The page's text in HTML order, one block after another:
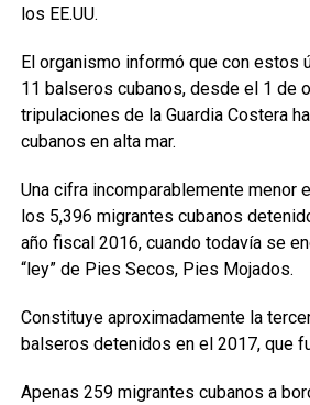
los EE.UU.
El organismo informó que con estos
11 balseros cubanos, desde el 1 de
tripulaciones de la Guardia Costera
cubanos en alta mar.
Una cifra incomparablemente menor
los 5,396 migrantes cubanos
año fiscal 2016, cuando todavía se
“ley” de Pies Secos, Pies Mojados.
Constituye aproximadamente la
balseros detenidos en el 2017, que
Apenas 259 migrantes cubanos a